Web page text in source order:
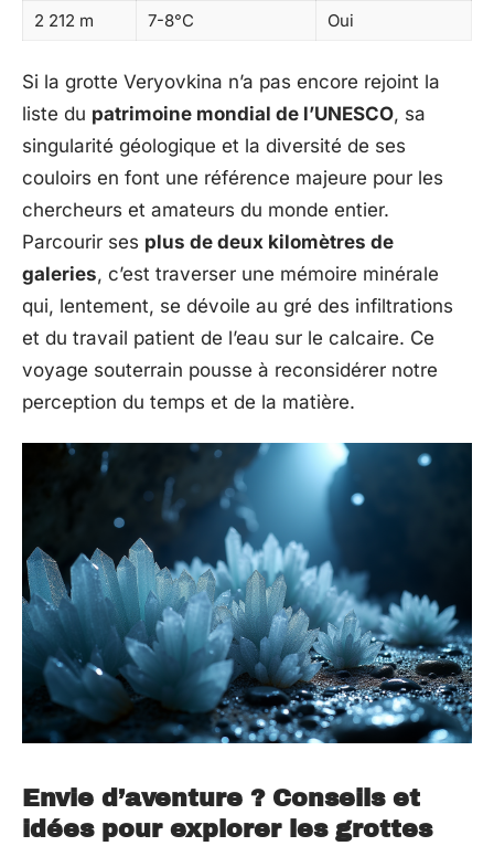
2 212 m
7-8°C Oui
Si la grotte Veryovkina n’a pas encore rejoint la
liste du patrimoine mondial de l’UNESCO, sa
singularité géologique et la diversité de ses
couloirs en font une référence majeure pour les
chercheurs et amateurs du monde entier.
Parcourir ses plus de deux kilomètres de
galeries, c’est traverser une mémoire minérale
qui, lentement, se dévoile au gré des infiltrations
et du travail patient de l’eau sur le calcaire. Ce
voyage souterrain pousse à reconsidérer notre
perception du temps et de la matière.
Envie d’aventure ? Conseils et
idées pour explorer les grottes